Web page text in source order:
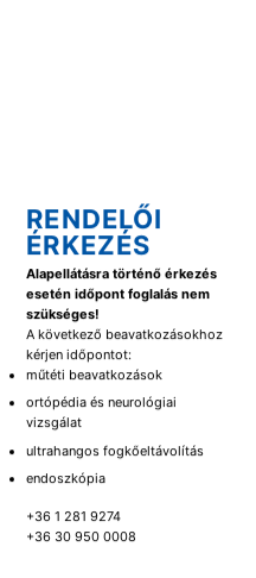
RENDELŐI
ÉRKEZÉS
Alapellátásra történő érkezés
esetén időpont foglalás nem
szükséges!
A következő beavatkozásokhoz
kérjen időpontot:
műtéti beavatkozások
ortópédia és neurológiai
vizsgálat
ultrahangos fogkőeltávolítás
endoszkópia
+36 1 281 9274
+36 30 950 0008